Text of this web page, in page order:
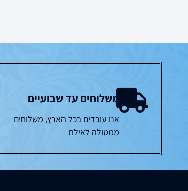
משלוחים עד שבועיים
אנו עובדים בכל הארץ, משלוחים
ממטולה לאילת